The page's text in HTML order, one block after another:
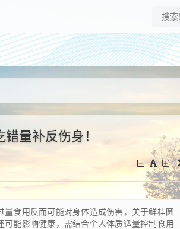
量补反伤身！
食用反而可能对身体造成伤害，关于鲜桂圆
能影响健康，需结合个人体质适量控制食用